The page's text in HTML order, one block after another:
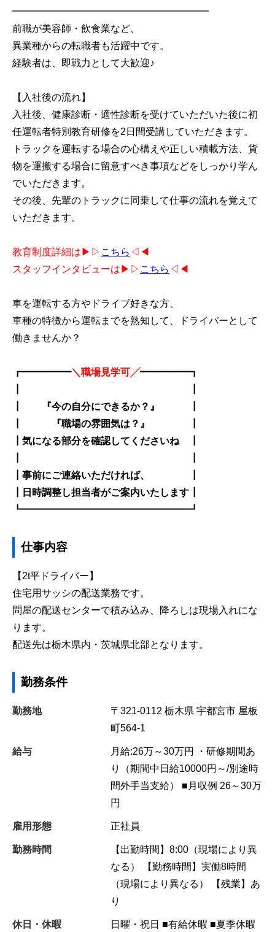
━━━━━━━━━━━━━━━━━━━━
前職が美容師・飲食業など、
異業種からの転職者も活躍中です。
経験者は、即戦力として大歓迎♪
【入社後の流れ】
入社後、健康診断・適性診断を受けていただいた後に初
任運転者特別教育研修を2日間受講していただきます。
トラックを運転する場合の心構えや正しい積載方法、貨
物を運搬する場合に留意すべき事項などをしっかり学ん
でいただきます。
その後、先輩のトラックに同乗して仕事の流れを覚えて
いただきます。
教育制度詳細は▶▷ こちら ◁◀
スタッフインタビューは▶▷ こちら ◁◀
車を運転する方やドライブ好きな方、
車種の特徴から運転までを熟知して、ドライバーとして
働きませんか？
┏━━━━━＼職場見学可╱━━━━━┓
┃ 『今の自分にできるか？』 ┃
┃ 『職場の雰囲気は？』 ┃
┃気になる部分を確認してくださいね ┃
┃事前にご連絡いただければ、 ┃
┃日時調整し担当者がご案内いたします┃
┗━━━━━━━━━━━━━━━━━┛
仕事内容
【2t平ドライバー】
住宅用サッシの配送業務です。
問屋の配送センターで積み込み、降ろしは現場入れにな
ります。
配送先は栃木県内・茨城県北部となります。
勤務条件
勤務地 〒321-0112 栃木県 宇都宮市 屋板
町564-1
給与
月給:26万～30万円 ・研修期間あ
り（期間中日給10000円～/別途時
間外手当支給） ■月収例 26～30万
円
雇用形態 正社員
勤務時間
【出勤時間】8:00（現場により異
なる） 【勤務時間】実働8時間
（現場により異なる） 【残業】あ
り
休日・休暇
日曜・祝日 ■有給休暇 ■夏季休暇